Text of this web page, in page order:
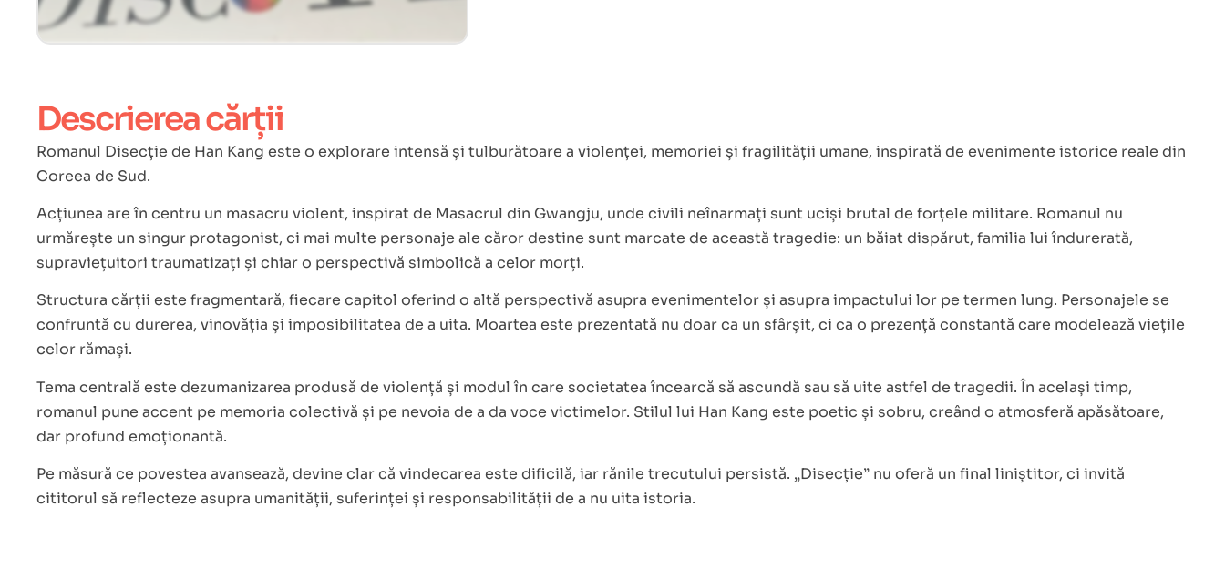
Descrierea cărții
Romanul Disecție de Han Kang este o explorare intensă și tulburătoare a violenței, memoriei și fragilității umane, inspirată de evenimente istorice reale din
Coreea de Sud.
Acțiunea are în centru un masacru violent, inspirat de Masacrul din Gwangju, unde civili neînarmați sunt uciși brutal de forțele militare. Romanul nu
urmărește un singur protagonist, ci mai multe personaje ale căror destine sunt marcate de această tragedie: un băiat dispărut, familia lui îndurerată,
supraviețuitori traumatizați și chiar o perspectivă simbolică a celor morți.
Structura cărții este fragmentară, fiecare capitol oferind o altă perspectivă asupra evenimentelor și asupra impactului lor pe termen lung. Personajele se
confruntă cu durerea, vinovăția și imposibilitatea de a uita. Moartea este prezentată nu doar ca un sfârșit, ci ca o prezență constantă care modelează viețile
celor rămași.
Tema centrală este dezumanizarea produsă de violență și modul în care societatea încearcă să ascundă sau să uite astfel de tragedii. În același timp,
romanul pune accent pe memoria colectivă și pe nevoia de a da voce victimelor. Stilul lui Han Kang este poetic și sobru, creând o atmosferă apăsătoare,
dar profund emoționantă.
Pe măsură ce povestea avansează, devine clar că vindecarea este dificilă, iar rănile trecutului persistă. „Disecție” nu oferă un final liniștitor, ci invită
cititorul să reflecteze asupra umanității, suferinței și responsabilității de a nu uita istoria.